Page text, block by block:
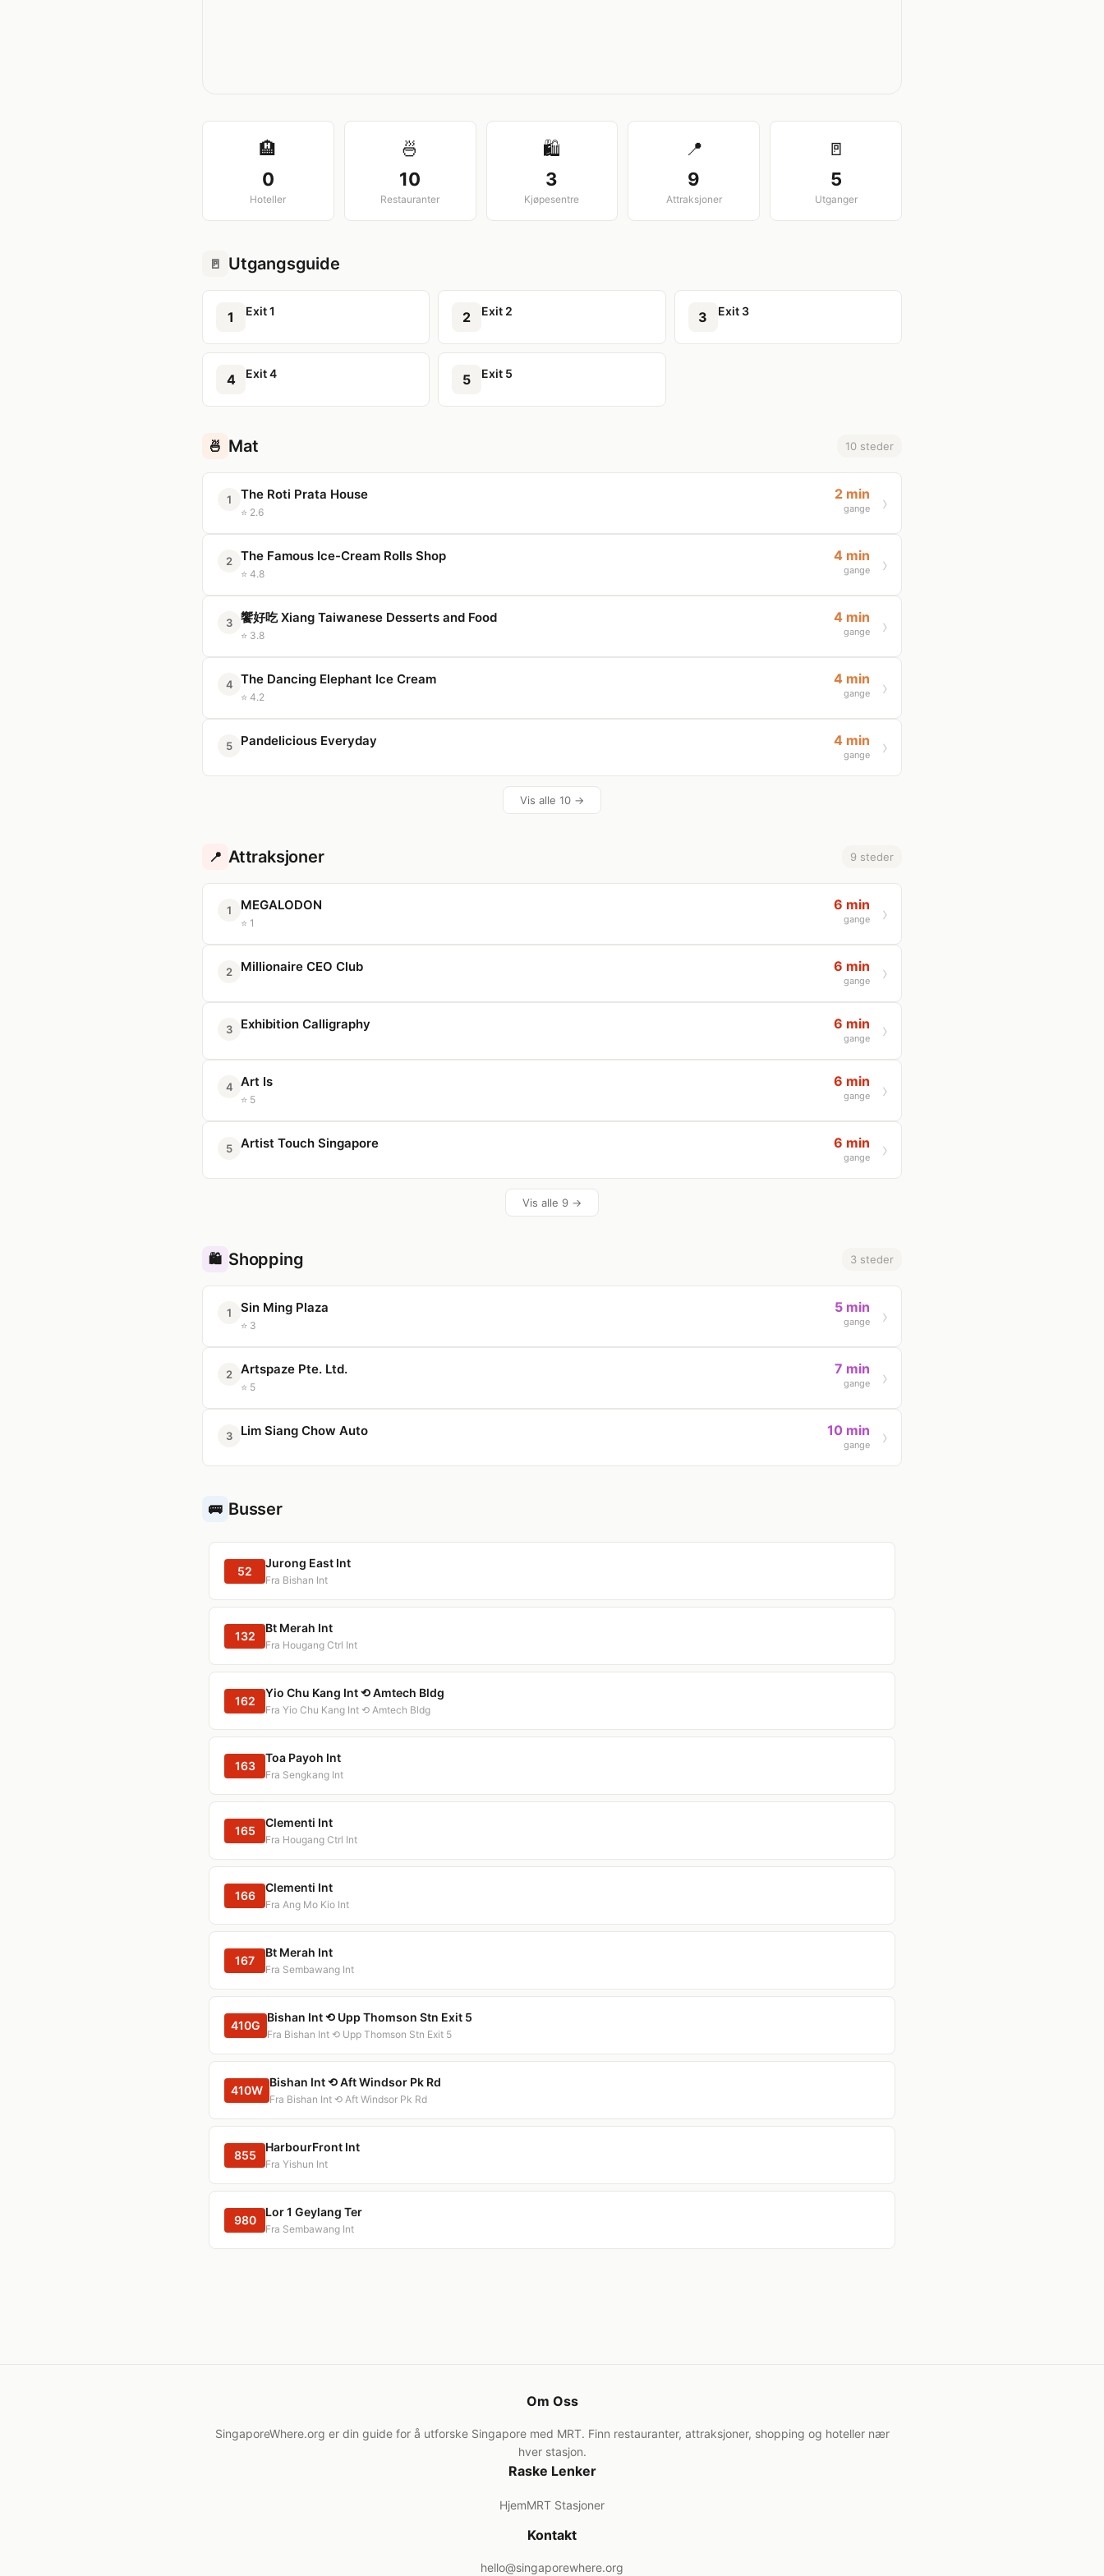
🏨
0
Hoteller
🍜
10
Restauranter
🛍️
3
Kjøpesentre
📍
9
Attraksjoner
🚪
5
Utganger
🚪 Utgangsguide
1 Exit 1 2 Exit 2 3 Exit 3
4 Exit 4 5 Exit 5
🍜 Mat 10 steder
1 The Roti Prata House
⭐ 2.6
2 min
gange
2 The Famous Ice-Cream Rolls Shop
⭐ 4.8
4 min
gange
3 饗好吃 Xiang Taiwanese Desserts and Food
⭐ 3.8
4 min
gange
4 The Dancing Elephant Ice Cream
⭐ 4.2
4 min
gange
5 Pandelicious Everyday 4 min
gange
Vis alle 10 →
📍 Attraksjoner 9 steder
1 MEGALODON
⭐ 1
6 min
gange
2 Millionaire CEO Club 6 min
gange
3 Exhibition Calligraphy 6 min
gange
4 Art Is
⭐ 5
6 min
gange
5 Artist Touch Singapore 6 min
gange
Vis alle 9 →
🛍️ Shopping 3 steder
1 Sin Ming Plaza
⭐ 3
5 min
gange
2 Artspaze Pte. Ltd.
⭐ 5
7 min
gange
3 Lim Siang Chow Auto 10 min
gange
🚌 Busser
52
Jurong East Int
Fra Bishan Int
132
Bt Merah Int
Fra Hougang Ctrl Int
162
Yio Chu Kang Int ⟲ Amtech Bldg
Fra Yio Chu Kang Int ⟲ Amtech Bldg
163
Toa Payoh Int
Fra Sengkang Int
165
Clementi Int
Fra Hougang Ctrl Int
166
Clementi Int
Fra Ang Mo Kio Int
167
Bt Merah Int
Fra Sembawang Int
410G
Bishan Int ⟲ Upp Thomson Stn Exit 5
Fra Bishan Int ⟲ Upp Thomson Stn Exit 5
410W
Bishan Int ⟲ Aft Windsor Pk Rd
Fra Bishan Int ⟲ Aft Windsor Pk Rd
855
HarbourFront Int
Fra Yishun Int
980
Lor 1 Geylang Ter
Fra Sembawang Int
Om Oss
SingaporeWhere.org er din guide for å utforske Singapore med MRT. Finn restauranter, attraksjoner, shopping og hoteller nær
hver stasjon.
Raske Lenker
HjemMRT Stasjoner
Kontakt
hello@singaporewhere.org